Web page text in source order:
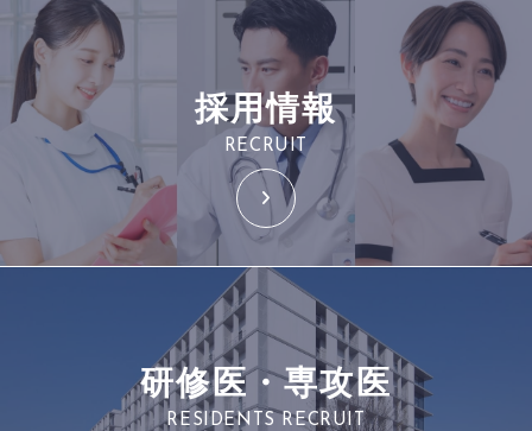
採用情報
RECRUIT
研修医・専攻医
RESIDENTS RECRUIT